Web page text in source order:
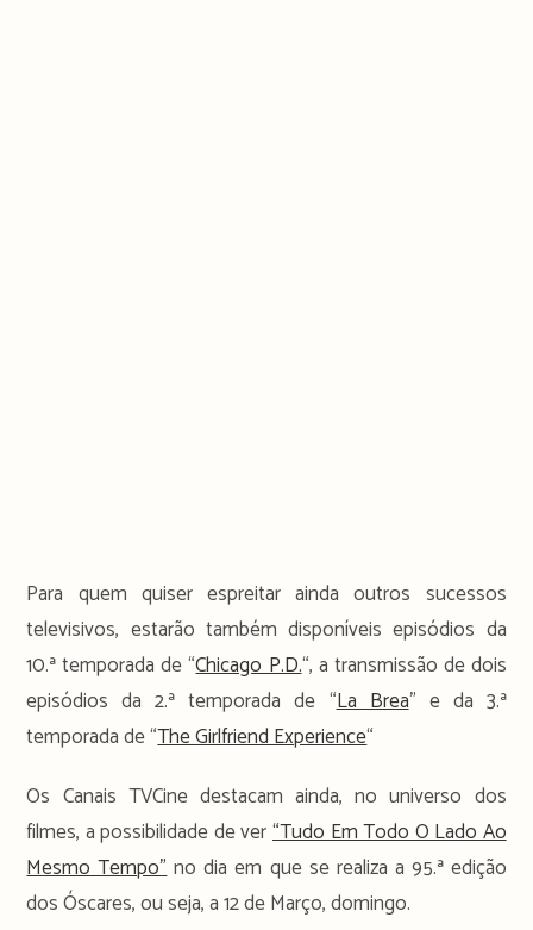
Para quem quiser espreitar ainda outros sucessos
televisivos, estarão também disponíveis episódios da
10.ª temporada de “Chicago P.D.“, a transmissão de dois
episódios da 2.ª temporada de “La Brea” e da 3.ª
temporada de “The Girlfriend Experience“
Os Canais TVCine destacam ainda, no universo dos
filmes, a possibilidade de ver“Tudo Em Todo O Lado Ao
Mesmo Tempo”no dia em que se realiza a 95.ª edição
dos Óscares, ou seja, a 12 de Março, domingo.